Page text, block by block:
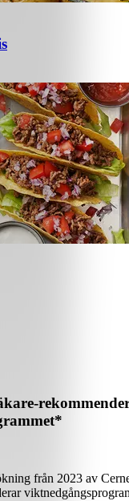
från 2023 av